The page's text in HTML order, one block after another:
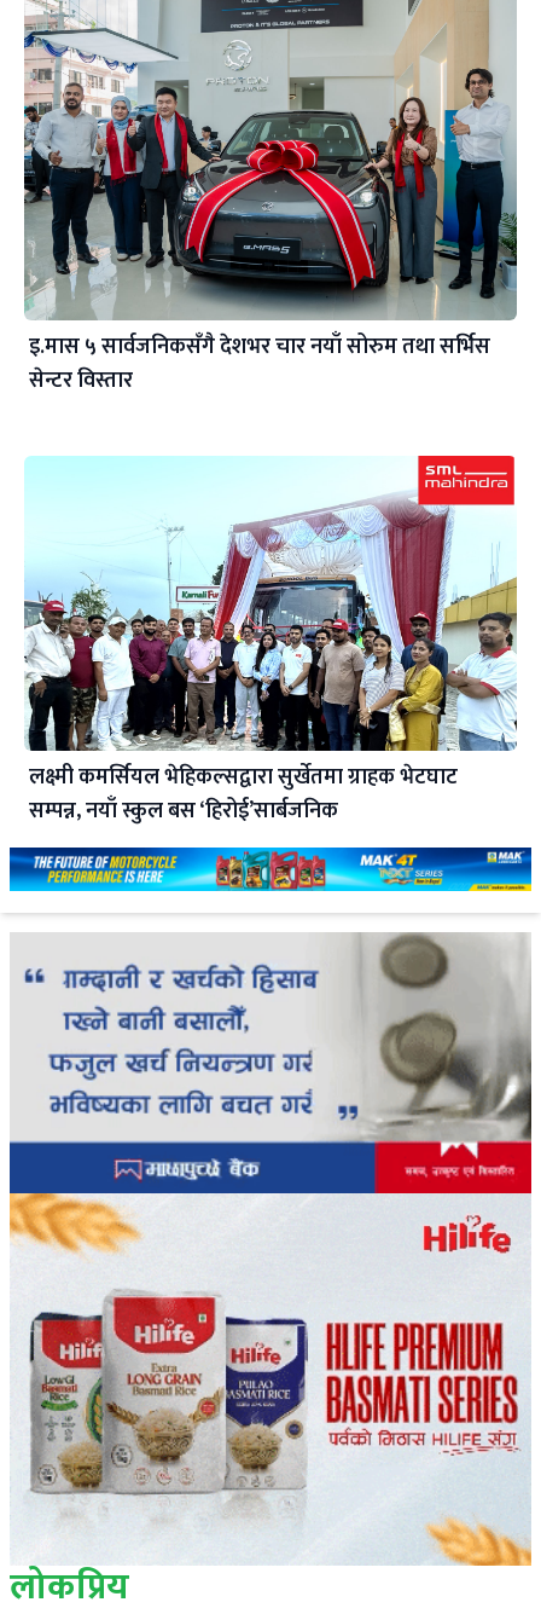
इ.मास ५ सार्वजनिकसँगै देशभर चार नयाँ सोरुम तथा सर्भिस
सेन्टर विस्तार
लक्ष्मी कमर्सियल भेहिकल्सद्वारा सुर्खेतमा ग्राहक भेटघाट
सम्पन्न, नयाँ स्कुल बस ‘हिरोई’सार्बजनिक
लोकप्रिय